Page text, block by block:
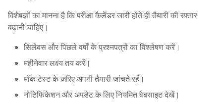
विशेषज्ञों का मानना है कि परीक्षा कैलेंडर जारी होते ही तैयारी की रफ्तार
बढ़ानी चाहिए।
सिलेबस और पिछले वर्षों के प्रश्नपत्रों का विश्लेषण करें।
महीनेवार लक्ष्य तय करें।
मॉक टेस्ट के जरिए अपनी तैयारी जांचते रहें।
नोटिफिकेशन और अपडेट के लिए नियमित वेबसाइट देखें।